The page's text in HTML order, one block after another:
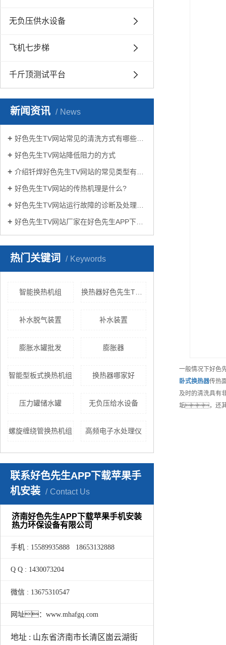
无负压供水设备
飞机七步梯
千斤顶测试平台
新闻资讯 News
好色先生TV网站常见的清洗方式有哪些？
好色先生TV网站降低阻力的方式
介绍钎焊好色先生TV网站的常见类型有哪些
好色先生TV网站的传热机理是什么?
好色先生TV网站运行故障的诊断及处理方法
好色先生TV网站厂家在好色先生APP下载苹果手机安装生活中有哪些作用？
热门关键词 Keywords
智能换热机组 换热器好色先生TV网站
补水脱气装置 补水装置
膨胀水罐批发 膨胀器
智能型板式换热机组 换热器哪家好
压力罐储水罐 无负压给水设备
螺旋缠绕管换热机组 高频电子水处理仪
联系好色先生APP下载苹果手
机安装
Contact Us
济南好色先生APP下载苹果手机安装
热力环保设备有限公司
手机 : 15589935888 18653132888
Q Q : 1430073204
微信 : 13675310547
网址：www.mhafgq.com
地址 : 山东省济南市长清区崮云湖街
一般情况下好
卧式换热器传热
及时的清洗具
垢，还